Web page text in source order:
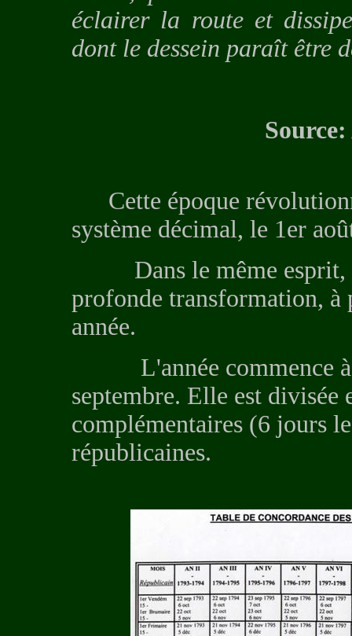
éclairer la route et
dont le dessein paraît être
Cette époque
système décimal, le 1er
Dans le même esprit,
profonde transformation, à
année.
L'année commence à
septembre. Elle est
complémentaires (6 jours
républicaines.